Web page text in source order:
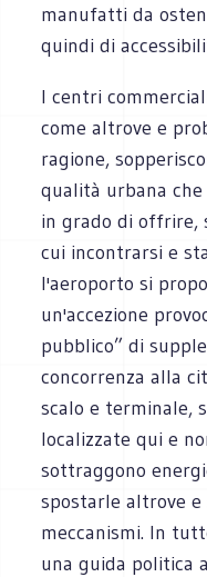
manufatti da
quindi di
I centri
come altrove e
ragione,
qualità urbana
in grado di offrire,
cui incontrarsi e
l'aeroporto si
un'accezione
pubblico” di
concorrenza alla
scalo e terminale,
localizzate qui e
sottraggono
spostarle altrove
meccanismi. In
una guida politica